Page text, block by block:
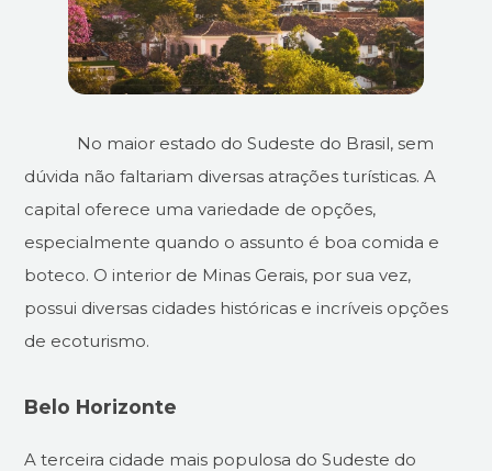
No maior estado do Sudeste do Brasil, sem
dúvida não faltariam diversas atrações turísticas. A
capital oferece uma variedade de opções,
especialmente quando o assunto é boa comida e
boteco. O interior de Minas Gerais, por sua vez,
possui diversas cidades históricas e incríveis opções
de ecoturismo.
Belo Horizonte
A terceira cidade mais populosa do Sudeste do